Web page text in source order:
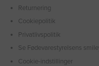
Returnering
Cookiepolitik
Privatlivspolitik
Se Fødevarestyrelsens
Cookie-indstillinger